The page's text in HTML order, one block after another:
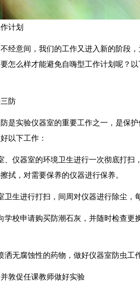
计划
经意间，我们的工作又进入新的阶段
怎么样才能避免自嗨型工作计划呢？
防
是实验仪器室的重要工作之一，是保
以下工作：
、仪器室的环境卫生进行一次彻底打扫
拭，对需要保养的仪器进行保养。
卫生进行打扫，间周对仪器进行除尘，
学校申请购买防潮石灰，并随时检查更
洒无腐蚀性的药物，做好仪器室防虫工作
敦促任课教师做好实验